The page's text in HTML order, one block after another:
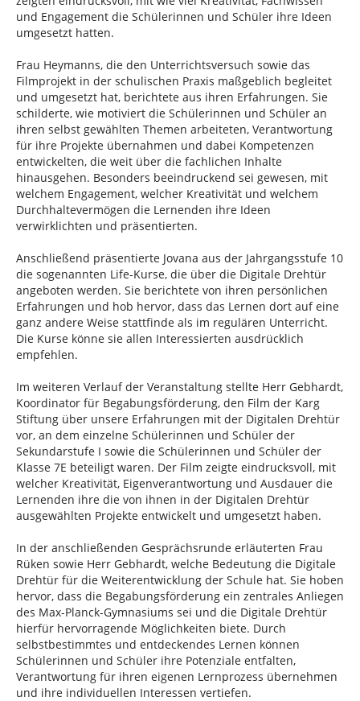
und Engagement die Schülerinnen und Schüler ihre Ideen
umgesetzt hatten.
Frau Heymanns, die den Unterrichtsversuch sowie das
Filmprojekt in der schulischen Praxis maßgeblich begleitet
und umgesetzt hat, berichtete aus ihren Erfahrungen. Sie
schilderte, wie motiviert die Schülerinnen und Schüler an
ihren selbst gewählten Themen arbeiteten, Verantwortung
für ihre Projekte übernahmen und dabei Kompetenzen
entwickelten, die weit über die fachlichen Inhalte
hinausgehen. Besonders beeindruckend sei gewesen, mit
welchem Engagement, welcher Kreativität und welchem
Durchhaltevermögen die Lernenden ihre Ideen
verwirklichten und präsentierten.
Anschließend präsentierte Jovana aus der Jahrgangsstufe 10
die sogenannten Life-Kurse, die über die Digitale Drehtür
angeboten werden. Sie berichtete von ihren persönlichen
Erfahrungen und hob hervor, dass das Lernen dort auf eine
ganz andere Weise stattfinde als im regulären Unterricht.
Die Kurse könne sie allen Interessierten ausdrücklich
empfehlen.
Im weiteren Verlauf der Veranstaltung stellte Herr Gebhardt,
Koordinator für Begabungsförderung, den Film der Karg
Stiftung über unsere Erfahrungen mit der Digitalen Drehtür
vor, an dem einzelne Schülerinnen und Schüler der
Sekundarstufe I sowie die Schülerinnen und Schüler der
Klasse 7E beteiligt waren. Der Film zeigte eindrucksvoll, mit
welcher Kreativität, Eigenverantwortung und Ausdauer die
Lernenden ihre die von ihnen in der Digitalen Drehtür
ausgewählten Projekte entwickelt und umgesetzt haben.
In der anschließenden Gesprächsrunde erläuterten Frau
Rüken sowie Herr Gebhardt, welche Bedeutung die Digitale
Drehtür für die Weiterentwicklung der Schule hat. Sie hoben
hervor, dass die Begabungsförderung ein zentrales Anliegen
des Max-Planck-Gymnasiums sei und die Digitale Drehtür
hierfür hervorragende Möglichkeiten biete. Durch
selbstbestimmtes und entdeckendes Lernen können
Schülerinnen und Schüler ihre Potenziale entfalten,
Verantwortung für ihren eigenen Lernprozess übernehmen
und ihre individuellen Interessen vertiefen.